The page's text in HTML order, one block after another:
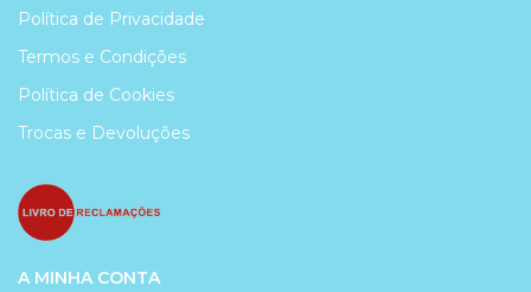
Política de Privacidade
Termos e Condições
Política de Cookies
Trocas e Devoluções
A MINHA CONTA